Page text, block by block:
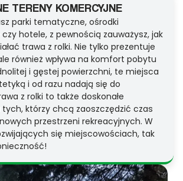
TERENY KOMERCYJNE
parki tematyczne, ośrodki
hotele, z pewnością zauważysz, jak
trawa z rolki. Nie tylko prezentuje
również wpływa na komfort pobytu
i gęstej powierzchni, te miejsca
i od razu nadają się do
z rolki to także doskonałe
tych, którzy chcą zaoszczędzić czas
przestrzeni rekreacyjnych. W
się miejscowościach, tak